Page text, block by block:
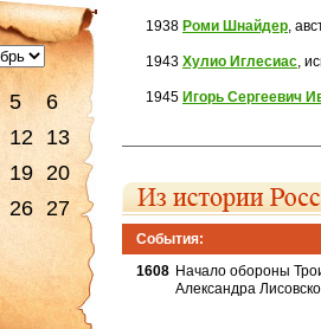
5
6
12 13
19 20
26 27
1938 Роми Шнайдер,
1943Хулио Иглесиас,
1945 Игорь Сергеевич
События:
1608 Начало обороны
Александра